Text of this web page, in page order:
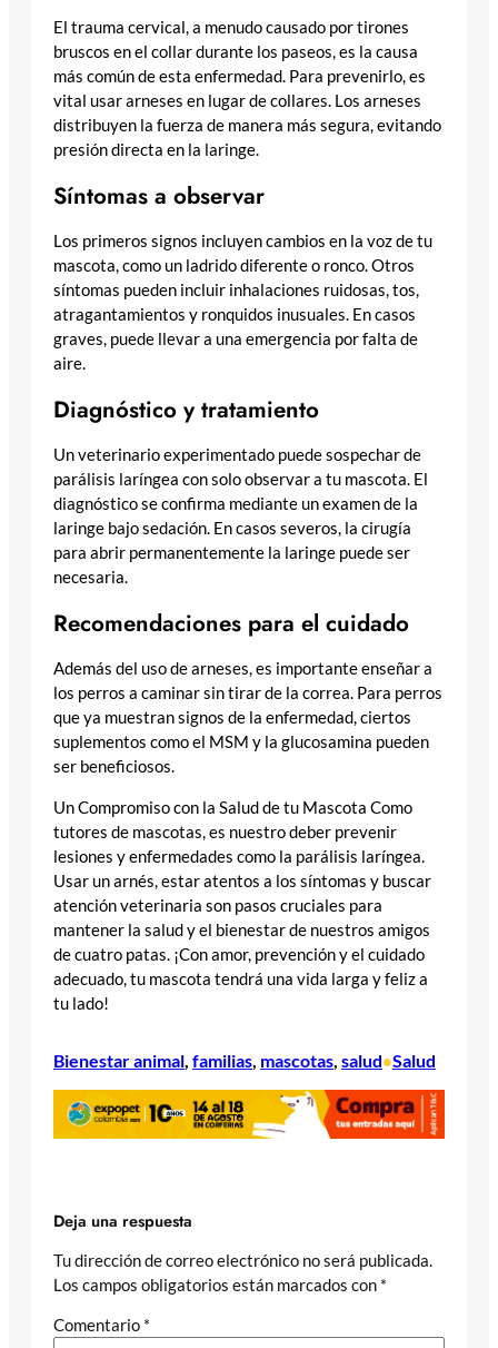
El trauma cervical, a menudo causado por tirones
bruscos en el collar durante los paseos, es la causa
más común de esta enfermedad. Para prevenirlo, es
vital usar arneses en lugar de collares. Los arneses
distribuyen la fuerza de manera más segura, evitando
presión directa en la laringe.
Síntomas a observar
Los primeros signos incluyen cambios en la voz de tu
mascota, como un ladrido diferente o ronco. Otros
síntomas pueden incluir inhalaciones ruidosas, tos,
atragantamientos y ronquidos inusuales. En casos
graves, puede llevar a una emergencia por falta de
aire.
Diagnóstico y tratamiento
Un veterinario experimentado puede sospechar de
parálisis laríngea con solo observar a tu mascota. El
diagnóstico se confirma mediante un examen de la
laringe bajo sedación. En casos severos, la cirugía
para abrir permanentemente la laringe puede ser
necesaria.
Recomendaciones para el cuidado
Además del uso de arneses, es importante enseñar a
los perros a caminar sin tirar de la correa. Para perros
que ya muestran signos de la enfermedad, ciertos
suplementos como el MSM y la glucosamina pueden
ser beneficiosos.
Un Compromiso con la Salud de tu Mascota Como
tutores de mascotas, es nuestro deber prevenir
lesiones y enfermedades como la parálisis laríngea.
Usar un arnés, estar atentos a los síntomas y buscar
atención veterinaria son pasos cruciales para
mantener la salud y el bienestar de nuestros amigos
de cuatro patas. ¡Con amor, prevención y el cuidado
adecuado, tu mascota tendrá una vida larga y feliz a
tu lado!
Bienestar animal, familias, mascotas, salud•Salud
Deja una respuesta
Tu dirección de correo electrónico no será publicada.
Los campos obligatorios están marcados con *
Comentario *